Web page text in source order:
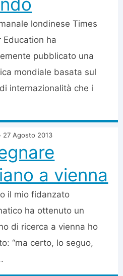
londinese Times
Education ha
pubblicato una
mondiale basata sul
internazionalità che i
27 Agosto 2013
a vienna
il mio fidanzato
ha ottenuto un
di ricerca a vienna ho
“ma certo, lo seguo,